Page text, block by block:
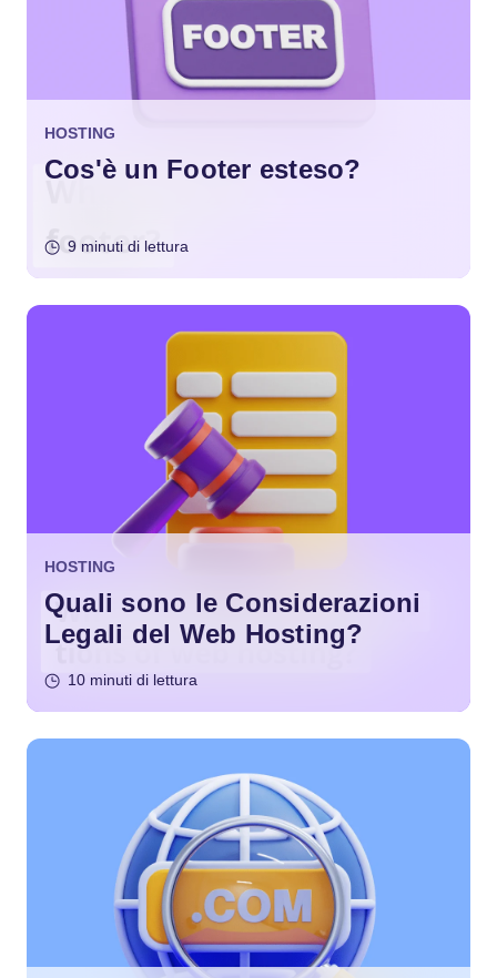
HOSTING
Cos'è un Footer esteso?
9 minuti di lettura
HOSTING
Quali sono le Considerazioni
Legali del Web Hosting?
10 minuti di lettura